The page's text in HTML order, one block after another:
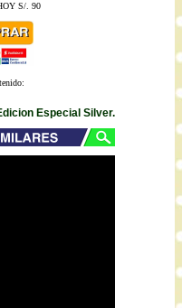
S/. 90
Especial Silver.